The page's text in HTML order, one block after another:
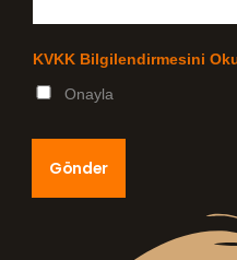
KVKK Bilgilendirmesini
Onayla
Gönder